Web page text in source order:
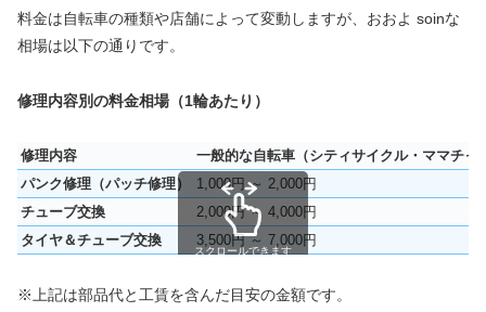
料金は自転車の種類や店舗によって変動しますが、おおよ soinな
相場は以下の通りです。
修理内容別の料金相場（1輪あたり）
修理内容
一般的な自転車（シティサイクル・ママチャ
パンク修理（パッチ修理）
1,000円 ～ 2,000円
チューブ交換
2,000円 ～ 4,000円
タイヤ＆チューブ交換
3,500円 ～ 7,000円
スクロールできます
※上記は部品代と工賃を含んだ目安の金額です。